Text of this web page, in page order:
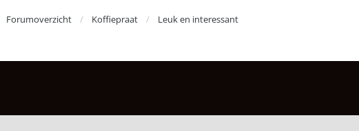
Forumoverzicht Koffiepraat Leuk en interessant